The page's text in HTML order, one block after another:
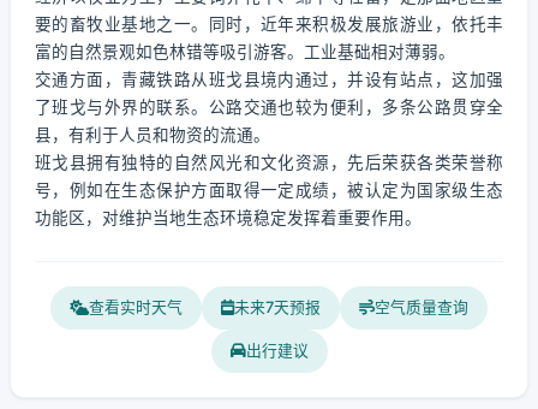
要的畜牧业基地之一。同时，近年来积极发展旅游业，依托丰
富的自然景观如色林错等吸引游客。工业基础相对薄弱。
交通方面，青藏铁路从班戈县境内通过，并设有站点，这加强
了班戈与外界的联系。公路交通也较为便利，多条公路贯穿全
县，有利于人员和物资的流通。
班戈县拥有独特的自然风光和文化资源，先后荣获各类荣誉称
号，例如在生态保护方面取得一定成绩，被认定为国家级生态
功能区，对维护当地生态环境稳定发挥着重要作用。
查看实时天气 未来7天预报 空气质量查询
出行建议